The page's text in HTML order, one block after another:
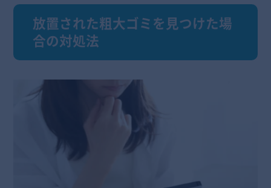
放置された粗大ゴミを見つけた場
合の対処法